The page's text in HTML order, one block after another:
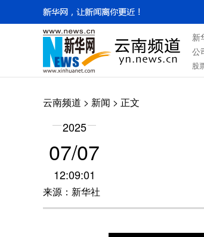
新
公
股
云南频道 > 新闻 > 正文
2025
07/07
12:09:01
来源：新华社